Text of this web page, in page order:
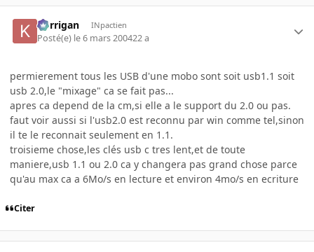
korrigan INpactien
Posté(e) le 6 mars 200422 a
permierement tous les USB d'une mobo sont soit usb1.1 soit
usb 2.0,le "mixage" ca se fait pas...
apres ca depend de la cm,si elle a le support du 2.0 ou pas.
faut voir aussi si l'usb2.0 est reconnu par win comme tel,sinon
il te le reconnait seulement en 1.1.
troisieme chose,les clés usb c tres lent,et de toute
maniere,usb 1.1 ou 2.0 ca y changera pas grand chose parce
qu'au max ca a 6Mo/s en lecture et environ 4mo/s en ecriture
Citer